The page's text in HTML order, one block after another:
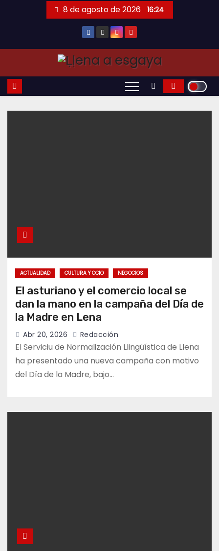
8 de agosto de 2026 16:24
ACTUALIDAD CULTURA Y OCIO NEGOCIOS
El asturiano y el comercio local se
dan la mano en la campaña del Día de
la Madre en Lena
Abr 20, 2026 Redacción
El Serviciu de Normalización Llingüística de Llena
ha presentado una nueva campaña con motivo
del Día de la Madre, bajo…